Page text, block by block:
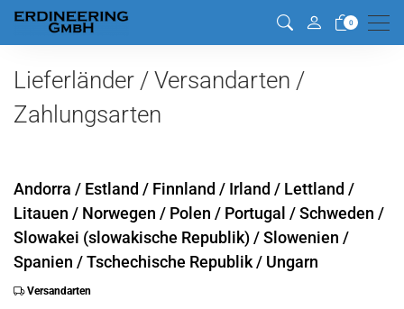
0 Menu
Lieferländer / Versandarten /
Zahlungsarten
Andorra / Estland / Finnland / Irland / Lettland /
Litauen / Norwegen / Polen / Portugal /Schweden /
Slowakei (slowakische Republik) /Slowenien /
Spanien /Tschechische Republik / Ungarn
Versandarten